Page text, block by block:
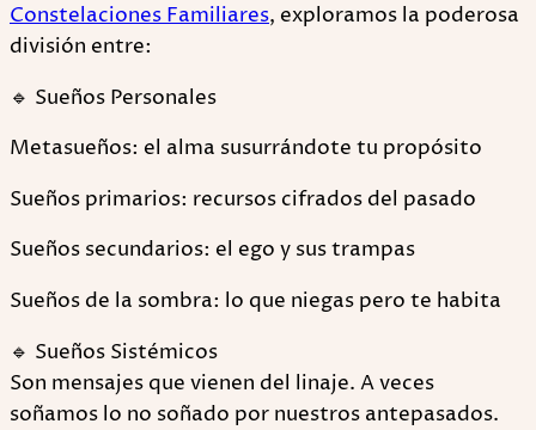
Constelaciones Familiares, exploramos la poderosa
división entre:
🔹 Sueños Personales
Metasueños: el alma susurrándote tu propósito
Sueños primarios: recursos cifrados del pasado
Sueños secundarios: el ego y sus trampas
Sueños de la sombra: lo que niegas pero te habita
🔹 Sueños Sistémicos
Son mensajes que vienen del linaje. A veces
soñamos lo no soñado por nuestros antepasados.